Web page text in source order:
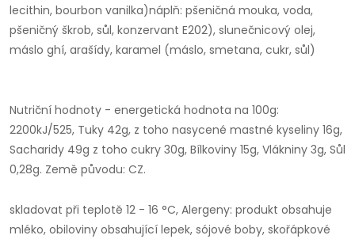
lecithin, bourbon vanilka)náplň: pšeničná mouka, voda,
pšeničný škrob, sůl, konzervant E202), slunečnicový olej,
máslo ghí, arašídy, karamel (máslo, smetana, cukr, sůl)
Nutriční hodnoty - energetická hodnota na 100g:
2200kJ/525, Tuky 42g, z toho nasycené mastné kyseliny 16g,
Sacharidy 49g z toho cukry 30g, Bílkoviny 15g, Vlákniny 3g, Sůl
0,28g. Země původu: CZ.
skladovat při teplotě 12 - 16 °C, Alergeny: produkt obsahuje
mléko, obiloviny obsahující lepek, sójové boby, skořápkové